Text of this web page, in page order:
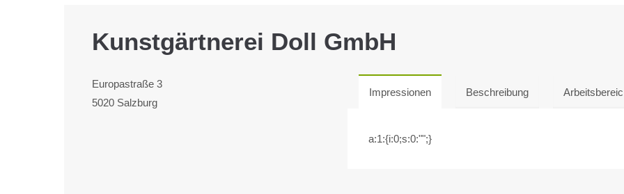
Kunstgärtnerei Doll GmbH
Europastraße 3
5020 Salzburg
Impressionen Beschreibung
a:1:{i:0;s:0:"";}